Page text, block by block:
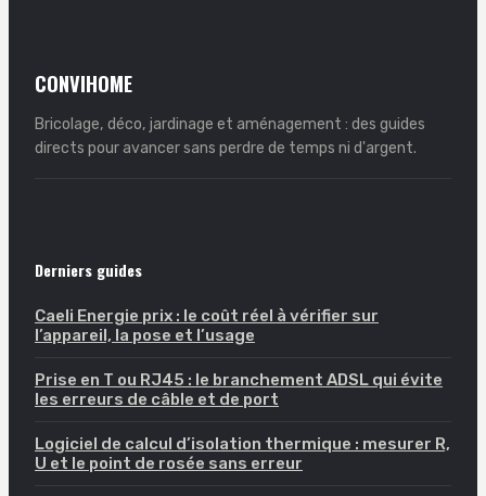
CONVIHOME
Bricolage, déco, jardinage et aménagement : des guides
directs pour avancer sans perdre de temps ni d'argent.
Derniers guides
Caeli Energie prix : le coût réel à vérifier sur
l’appareil, la pose et l’usage
Prise en T ou RJ45 : le branchement ADSL qui évite
les erreurs de câble et de port
Logiciel de calcul d’isolation thermique : mesurer R,
U et le point de rosée sans erreur